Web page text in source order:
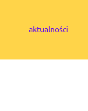
aktualności